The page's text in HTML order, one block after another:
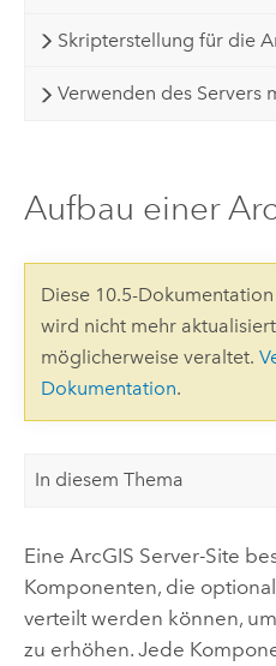
Skripterstellung für die
Verwenden des Servers
Aufbau einer
Diese 10.5-
wird nicht mehr
möglicherweise veraltet.
Dokumentation.
In diesem Thema
Eine ArcGIS Server-Site
Komponenten, die
verteilt werden können,
zu erhöhen. Jede